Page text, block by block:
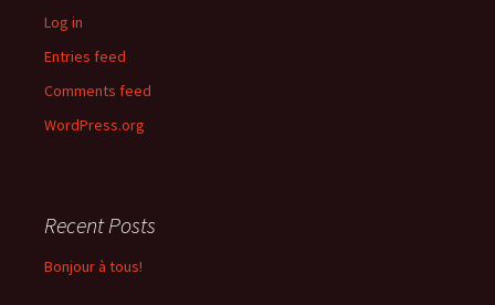
Log in
Entries feed
Comments feed
WordPress.org
Recent Posts
Bonjour à tous!